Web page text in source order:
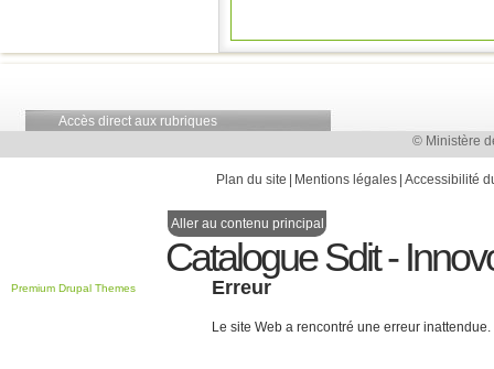
Accès direct aux rubriques
© Ministère
Plan du site Mentions légales Accessibilité
Aller au contenu principal
Catalogue Sdit -
Erreur
Le site Web a rencontré une erreur
Premium Drupal Themes